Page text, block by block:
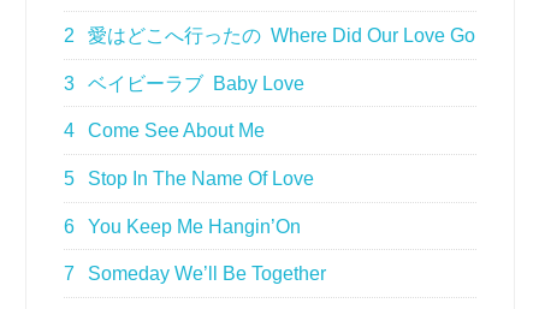
2 愛はどこへ行ったの Where Did Our Love Go
3 ベイビーラブ Baby Love
4 Come See About Me
5 Stop In The Name Of Love
6 You Keep Me Hangin’On
7 Someday We’ll Be Together